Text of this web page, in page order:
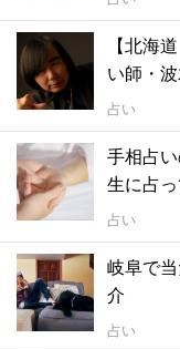
【北海
い師・
占い
手相占
生に占
占い
岐阜で
介
占い